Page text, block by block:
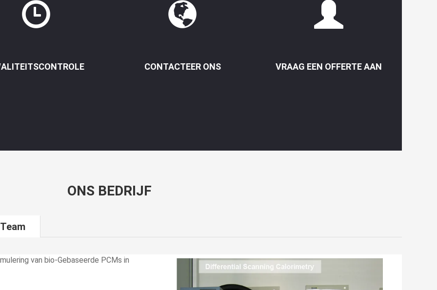
CONTACTEER ONS VRAAG EEN OFFERTE AAN
ONS BEDRIJF
van bio-Gebaseerde PCMs in